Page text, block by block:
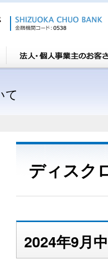
て
ディスク
2024年9月